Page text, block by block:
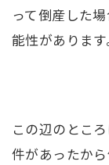
って倒産した
能性があります
この辺のとこ
件があったか